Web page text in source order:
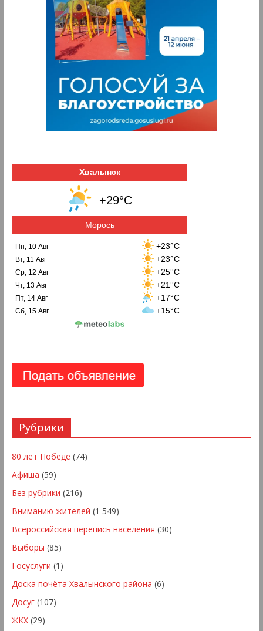
Хвалынск
+29°C
Морось
Пн, 10 Авг +23°C
Вт, 11 Авг +23°C
Ср, 12 Авг +25°C
Чт, 13 Авг +21°C
Пт, 14 Авг +17°C
Сб, 15 Авг +15°C
Рубрики
80 лет Победе (74)
Афиша (59)
Без рубрики (216)
Вниманию жителей (1 549)
Всероссийская перепись населения (30)
Выборы (85)
Госуслуги (1)
Доска почёта Хвалынского района (6)
Досуг(107)
ЖКХ(29)